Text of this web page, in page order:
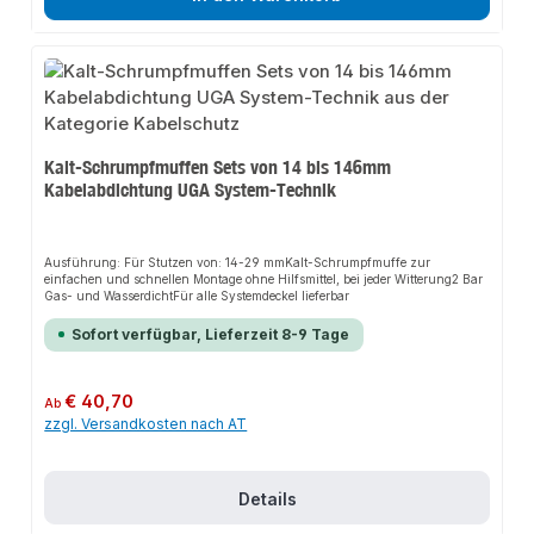
Kalt-Schrumpfmuffen Sets von 14 bis 146mm
Kabelabdichtung UGA System-Technik
Ausführung: Für Stutzen von: 14-29 mmKalt-Schrumpfmuffe zur
einfachen und schnellen Montage ohne Hilfsmittel, bei jeder Witterung2 Bar
Gas- und WasserdichtFür alle Systemdeckel lieferbar
Sofort verfügbar, Lieferzeit 8-9 Tage
Regulärer Preis:
Ab€ 40,70
zzgl. Versandkosten nach AT
Details